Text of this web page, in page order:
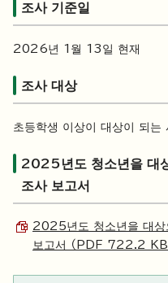
조사 기준일
2026년 1월 13일 현재
조사 대상
초등학생 이상이 대상이 되는
2025년도 청소년을 대
조사 보고서
2025년도 청소년을 대상
보고서 （PDF 722.2 KB